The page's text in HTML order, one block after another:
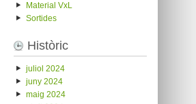
Material VxL
Sortides
Històric
juliol 2024
juny 2024
maig 2024